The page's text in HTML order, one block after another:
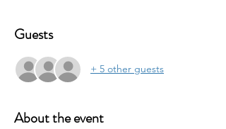
Guests
+ 5 other guests
About the event